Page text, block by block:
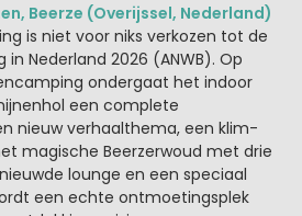
Beerze (Overijssel, Nederland)
is niet voor niks verkozen tot de
Nederland 2026 (ANWB). Op
ondergaat het indoor
een complete
nieuw verhaalthema, een klim-
magische Beerzerwoud met drie
lounge en een speciaal
een echte ontmoetingsplek